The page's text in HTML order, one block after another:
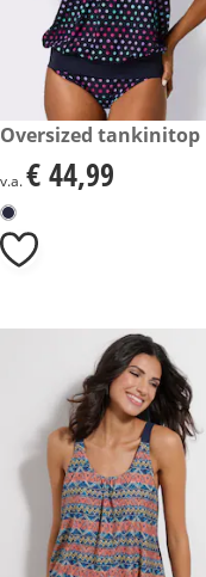
€ 44,99
Oversized tankinitop
€ 44,99
v.a.€ 44,99